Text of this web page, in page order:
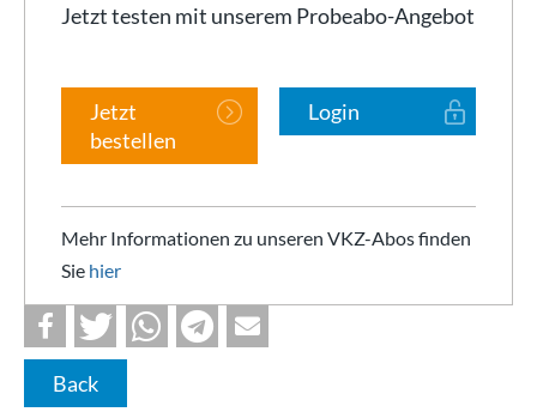
Jetzt testen mit unserem Probeabo-Angebot
Jetzt
bestellen
Login
Mehr Informationen zu unseren VKZ-Abos finden
Sie hier
Back